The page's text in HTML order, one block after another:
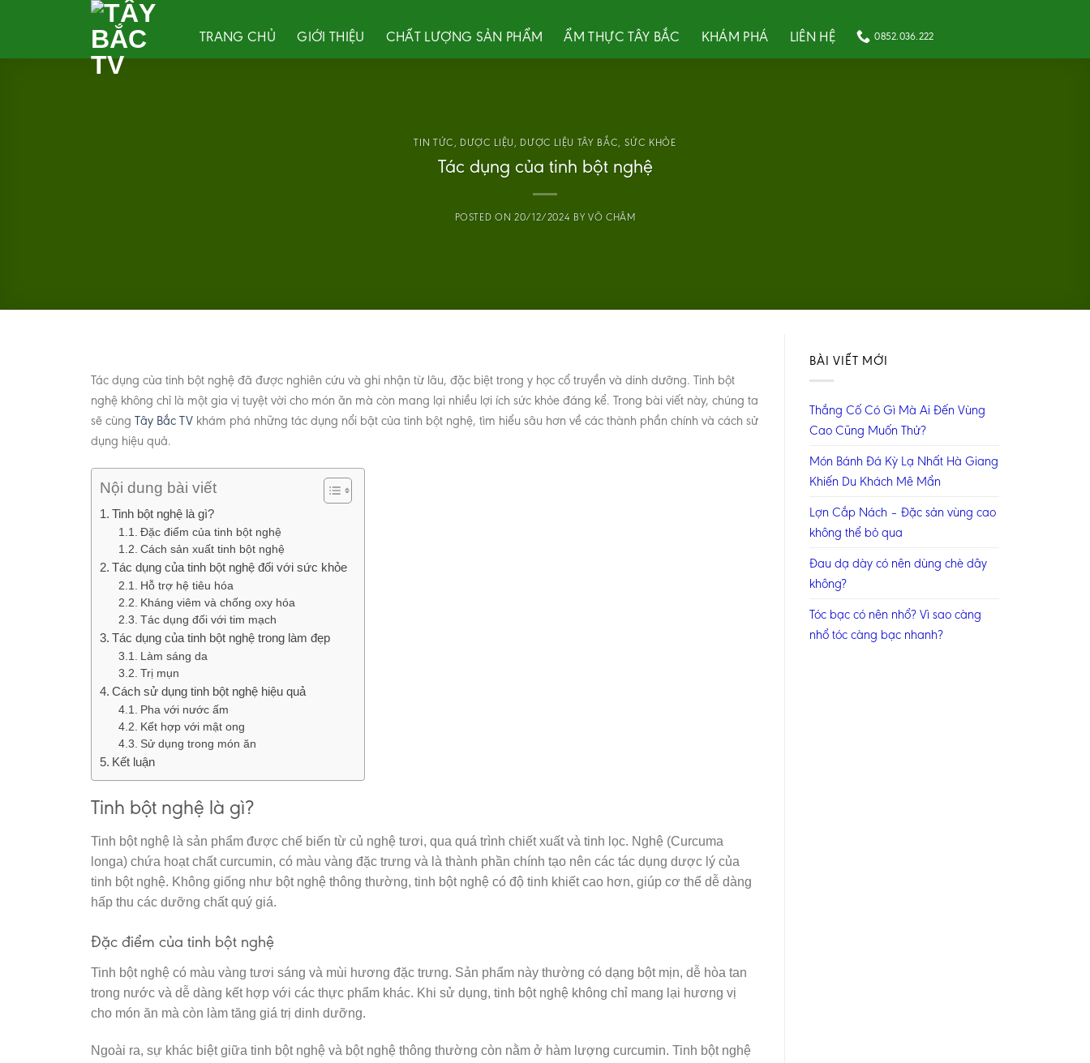
TRANG CHỦ GIỚI THIỆU CHẤT LƯỢNG SẢN PHẨM ẨM THỰC TÂY BẮC KHÁM PHÁ LIÊN HỆ 0852.036.222
TIN TỨC , DƯỢC LIỆU, DƯỢC LIỆU TÂY BẮC, SỨC KHỎE
Tác dụng của tinh bột nghệ
POSTED ON 20/12/2024 BY VÕ CHÂM
Tác dụng của tinh bột nghệ đã được nghiên cứu và ghi nhận từ lâu, đặc biệt trong y học cổ truyền và dinh dưỡng. Tinh bột
nghệ không chỉ là một gia vị tuyệt vời cho món ăn mà còn mang lại nhiều lợi ích sức khỏe đáng kể. Trong bài viết này, chúng ta
sẽ cùng Tây Bắc TV khám phá những tác dụng nổi bật của tinh bột nghệ, tìm hiểu sâu hơn về các thành phần chính và cách sử
dụng hiệu quả.
Nội dung bài viết
Tinh bột nghệ là gì?
Đặc điểm của tinh bột nghệ
Cách sản xuất tinh bột nghệ
Tác dụng của tinh bột nghệ đối với sức khỏe
Hỗ trợ hệ tiêu hóa
Kháng viêm và chống oxy hóa
Tác dụng đối với tim mạch
Tác dụng của tinh bột nghệ trong làm đẹp
Làm sáng da
Trị mụn
Cách sử dụng tinh bột nghệ hiệu quả
Pha với nước ấm
Kết hợp với mật ong
Sử dụng trong món ăn
Kết luận
Tinh bột nghệ là gì?
Tinh bột nghệ là sản phẩm được chế biến từ củ nghệ tươi, qua quá trình chiết xuất và tinh lọc. Nghệ (Curcuma
longa) chứa hoạt chất curcumin, có màu vàng đặc trưng và là thành phần chính tạo nên các tác dụng dược lý của
tinh bột nghệ. Không giống như bột nghệ thông thường, tinh bột nghệ có độ tinh khiết cao hơn, giúp cơ thể dễ dàng
hấp thu các dưỡng chất quý giá.
Đặc điểm của tinh bột nghệ
Tinh bột nghệ có màu vàng tươi sáng và mùi hương đặc trưng. Sản phẩm này thường có dạng bột mịn, dễ hòa tan
trong nước và dễ dàng kết hợp với các thực phẩm khác. Khi sử dụng, tinh bột nghệ không chỉ mang lại hương vị
cho món ăn mà còn làm tăng giá trị dinh dưỡng.
Ngoài ra, sự khác biệt giữa tinh bột nghệ và bột nghệ thông thường còn nằm ở hàm lượng curcumin. Tinh bột nghệ
BÀI VIẾT MỚI
Thắng Cố Có Gì Mà Ai Đến Vùng
Cao Cũng Muốn Thử?
Món Bánh Đá Kỳ Lạ Nhất Hà Giang
Khiến Du Khách Mê Mẩn
Lợn Cắp Nách – Đặc sản vùng cao
không thể bỏ qua
Đau dạ dày có nên dùng chè dây
không?
Tóc bạc có nên nhổ? Vì sao càng
nhổ tóc càng bạc nhanh?